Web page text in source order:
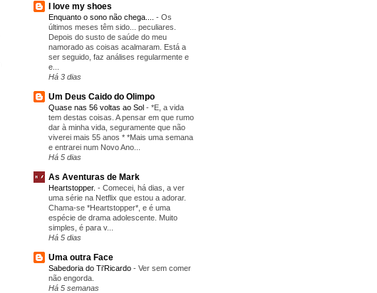
I love my shoes
Enquanto o sono não chega.... - Os
últimos meses têm sido... peculiares.
Depois do susto de saúde do meu
namorado as coisas acalmaram. Está a
ser seguido, faz análises regularmente e
e...
Há 3 dias
Um Deus Caido do Olimpo
Quase nas 56 voltas ao Sol - *E, a vida
tem destas coisas. A pensar em que rumo
dar à minha vida, seguramente que não
viverei mais 55 anos * *Mais uma semana
e entrarei num Novo Ano...
Há 5 dias
As Aventuras de Mark
Heartstopper. - Comecei, há dias, a ver
uma série na Netflix que estou a adorar.
Chama-se *Heartstopper*, e é uma
espécie de drama adolescente. Muito
simples, é para v...
Há 5 dias
Uma outra Face
Sabedoria do Ti'Ricardo - Ver sem comer
não engorda.
Há 5 semanas